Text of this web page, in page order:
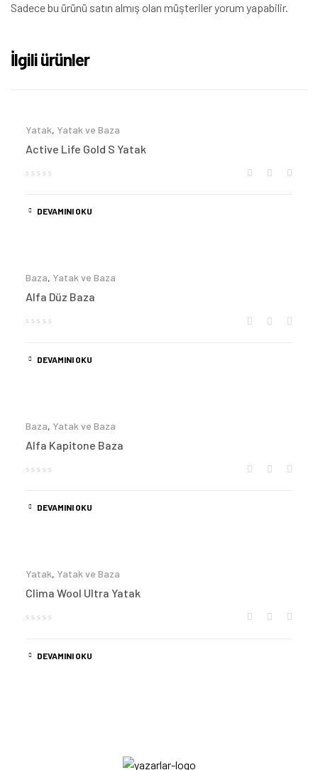
Sadece bu ürünü satın almış olan müşteriler yorum yapabilir.
İlgili ürünler
Yatak, Yatak ve Baza
Active Life Gold S Yatak
DEVAMINI OKU
Baza, Yatak ve Baza
Alfa Düz Baza
DEVAMINI OKU
Baza, Yatak ve Baza
Alfa Kapitone Baza
DEVAMINI OKU
Yatak, Yatak ve Baza
Clima Wool Ultra Yatak
DEVAMINI OKU